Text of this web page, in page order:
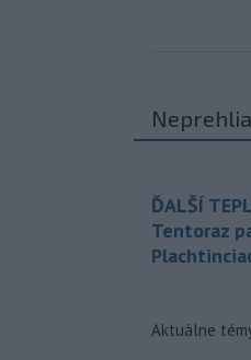
ĎALŠÍ
Tentoraz
Aktuálne